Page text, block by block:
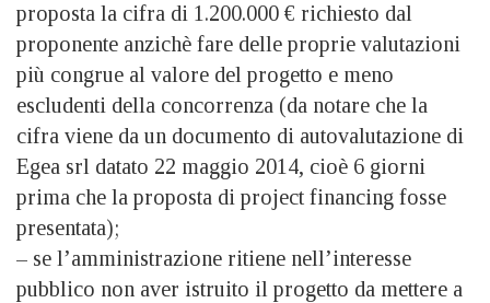
proposta la cifra di 1.200.000 € richiesto dal
proponente anzichè fare delle proprie valutazioni
più congrue al valore del progetto e meno
escludenti della concorrenza (da notare che la
cifra viene da un documento di autovalutazione di
Egea srl datato 22 maggio 2014, cioè 6 giorni
prima che la proposta di project financing fosse
presentata);
– se l’amministrazione ritiene nell’interesse
pubblico non aver istruito il progetto da mettere a